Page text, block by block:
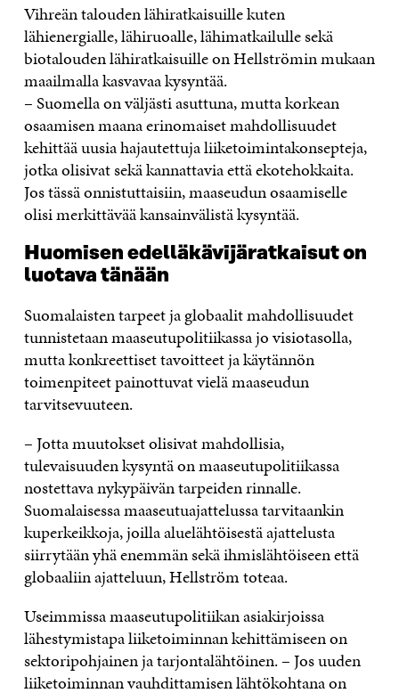
Vihreän talouden lähiratkaisuille kuten
lähienergialle, lähiruoalle, lähimatkailulle sekä
biotalouden lähiratkaisuille on Hellströmin mukaan
maailmalla kasvavaa kysyntää.
– Suomella on väljästi asuttuna, mutta korkean
osaamisen maana erinomaiset mahdollisuudet
kehittää uusia hajautettuja liiketoimintakonsepteja,
jotka olisivat sekä kannattavia että ekotehokkaita.
Jos tässä onnistuttaisiin, maaseudun osaamiselle
olisi merkittävää kansainvälistä kysyntää.
Huomisen edelläkävijäratkaisut on
luotava tänään
Suomalaisten tarpeet ja globaalit mahdollisuudet
tunnistetaan maaseutupolitiikassa jo visiotasolla,
mutta konkreettiset tavoitteet ja käytännön
toimenpiteet painottuvat vielä maaseudun
tarvitsevuuteen.
– Jotta muutokset olisivat mahdollisia,
tulevaisuuden kysyntä on maaseutupolitiikassa
nostettava nykypäivän tarpeiden rinnalle.
Suomalaisessa maaseutuajattelussa tarvitaankin
kuperkeikkoja, joilla aluelähtöisestä ajattelusta
siirrytään yhä enemmän sekä ihmislähtöiseen että
globaaliin ajatteluun, Hellström toteaa.
Useimmissa maaseutupolitiikan asiakirjoissa
lähestymistapa liiketoiminnan kehittämiseen on
sektoripohjainen ja tarjontalähtöinen. – Jos uuden
liiketoiminnan vauhdittamisen lähtökohtana on